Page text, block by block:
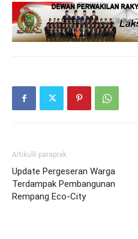
Artikulli paraprak
Update Pergeseran Warga
Terdampak Pembangunan
Rempang Eco-City